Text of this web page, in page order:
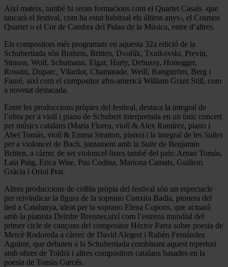
Així mateix, també hi seran formacions com el Quartet Casals -que
tancarà el festival, com ha estat habitual els últims anys-, el Cosmos
Quartet o el Cor de Cambra del Palau de la Música, entre d’altres.
Els compositors més programats en aquesta 32a edició de la
Schubertiada són Brahms, Britten, Dvořák, Txaikovski, Previn,
Strauss, Wolf, Schumann, Elgar, Harty, Debussy, Honegger,
Rossini, Duparc, Vilardot, Chaminade, Weill, Rangström, Berg i
Fauré, així com el compositor afro-americà William Grant Still, com
a novetat destacada.
Entre les produccions pròpies del festival, destaca la integral de
l’obra per a violí i piano de Schubert interpretada en un únic concert
per músics catalans (Maria Florea, violí & Alex Ramírez, piano i
Abel Tomàs, violí & Emma Stratton, piano) i la integral de les Suites
per a violoncel de Bach, juntament amb la Suite de Benjamin
Britten, a càrrec de set violoncel·listes també del país: Arnau Tomàs,
Laia Puig, Erica Wise, Pau Codina, Mariona Camats, Guillem
Gràcia i Oriol Prat.
Altres produccions de collita pròpia del festival són un espectacle
per reivindicar la figura de la soprano Conxita Badia, pionera del
lied a Catalunya, ideat per la soprano Elena Copons, que actuarà
amb la pianista Deirdre Brenner,així com l’estrena mundial del
primer cicle de cançons del compositor Hèctor Parra sobre poesia de
Mercè Rodoreda a càrrec de David Alegret i Rubén Fernández
Aguirre, que debuten a la Schubertiada combinant aquest repertori
amb obres de Toldrà i altres compositors catalans basades en la
poesia de Tomàs Garcés.